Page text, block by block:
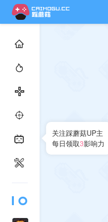
关注踩蘑菇UP主
每日领取3影响力